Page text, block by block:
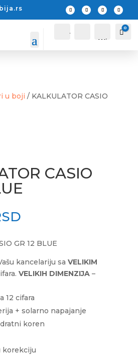
A
Wis
Cart
0
u boji / KALKULATOR CASIO
CASIO
GR 12 BLUE
kancelariju sa VELIKIM
VELIKIH DIMENZIJA–
12 cifara
+ solarno napajanje
koren
korekciju